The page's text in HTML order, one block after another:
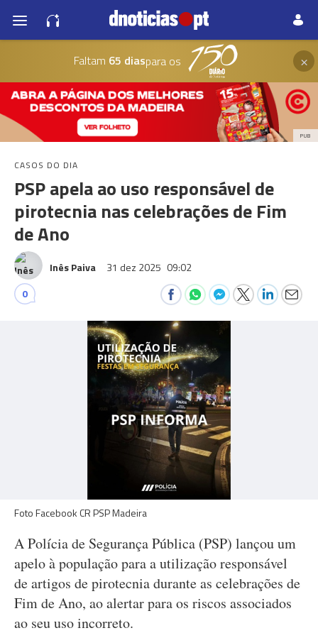
Faltam 65 diaspara os ×
PUB
CASOS DO DIA
PSP apela ao uso responsável de
pirotecnia nas celebrações de Fim
de Ano
Inês Paiva 31 dez 2025 09:02
0
Foto Facebook CR PSP Madeira
A Polícia de Segurança Pública (PSP) lançou um
apelo à população para a utilização responsável
de artigos de pirotecnia durante as celebrações de
Fim de Ano, ao alertar para os riscos associados
ao seu uso incorreto.